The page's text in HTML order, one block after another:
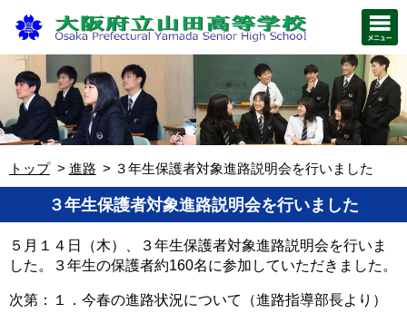
トップ 進路 ３年生保護者対象進路説明会を行いました
３年生保護者対象進路説明会を行いました
５月１４日（木）、３年生保護者対象進路説明会を行いま
した。３年生の保護者約160名に参加していただきました。
次第：１．今春の進路状況について（進路指導部長より）